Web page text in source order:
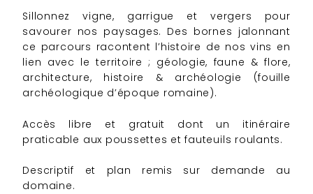
Sillonnez vigne, garrigue et vergers pour
savourer nos paysages. Des bornes jalonnant
ce parcours racontent l’histoire de nos vins en
lien avec le territoire ; géologie, faune & flore,
architecture, histoire & archéologie (fouille
archéologique d’époque romaine).
Accès libre et gratuit dont un itinéraire
praticable aux poussettes et fauteuils roulants.
Descriptif et plan remis sur demande au
domaine.